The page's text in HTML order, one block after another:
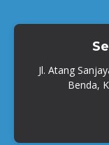
Jl. Atang
Benda,